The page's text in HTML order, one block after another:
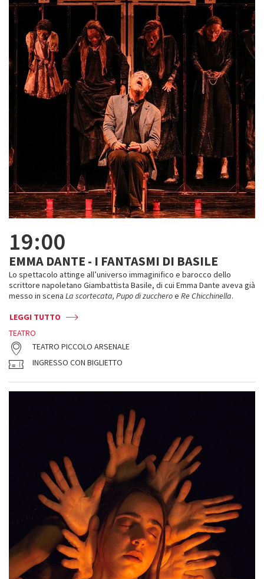
19:00
EMMA DANTE - I FANTASMI DI BASILE
Lo spettacolo attinge all’universo immaginifico e barocco dello
scrittore napoletano Giambattista Basile, di cui Emma Dante aveva già
messo in scena La scortecata, Pupo di zuccheroe Re Chicchinella.
LEGGI TUTTO
TEATRO
TEATRO PICCOLO ARSENALE
INGRESSO CON BIGLIETTO